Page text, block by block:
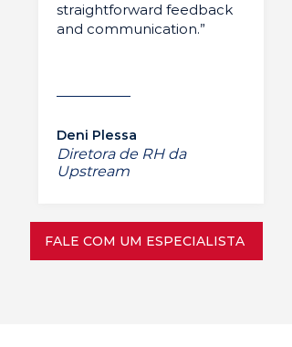
straightforward feedback
and communication.”
Deni Plessa
Diretora de RH da
Upstream
FALE COM UM ESPECIALISTA